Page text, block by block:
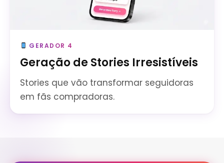
GERADOR 4
Geração de Stories Irresistíveis
Stories que vão transformar seguidoras
em fãs compradoras.